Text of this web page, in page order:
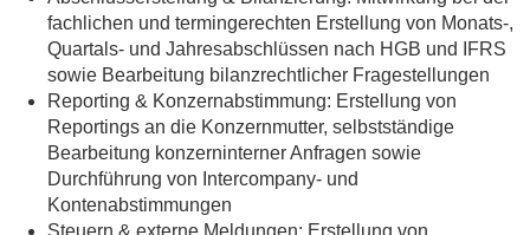
fachlichen und termingerechten Erstellung von Monats-,
Quartals- und Jahresabschlüssen nach HGB und IFRS
sowie Bearbeitung bilanzrechtlicher Fragestellungen
Reporting & Konzernabstimmung: Erstellung von
Reportings an die Konzernmutter, selbstständige
Bearbeitung konzerninterner Anfragen sowie
Durchführung von Intercompany- und
Kontenabstimmungen
Steuern & externe Meldungen: Erstellung von